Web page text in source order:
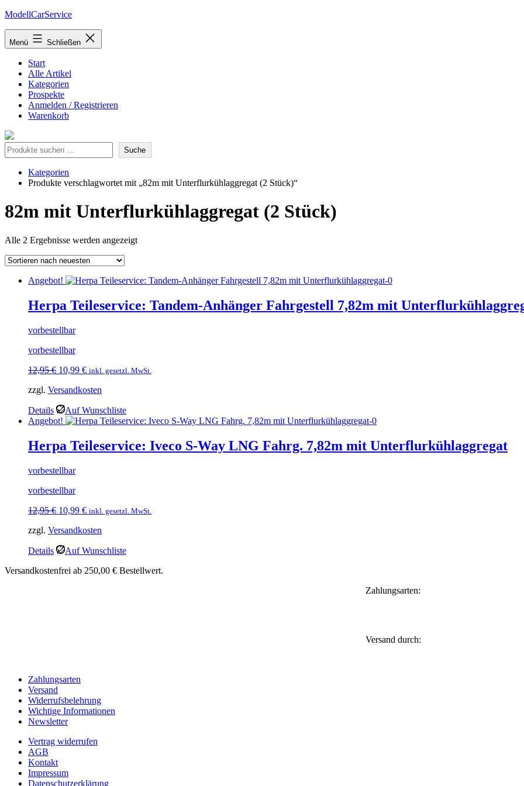
Zum
springen
ModellCarService
Menü Schließen
Start
Alle Artikel
Kategorien
Prospekte
Anmelden / Registrieren
Warenkorb
Suche Suche
Kategorien
Produkte verschlagwortet mit „82m mit Unterflurkühlaggregat (2 Stück)“
82m mit Unterflurkühlaggregat (2 Stück)
Alle 2 Ergebnisse werden angezeigtNach
Angebot!
Herpa Teileservice: Tandem-Anhänger Fahrgestell 7,82m mit
vorbestellbar
vorbestellbar
12,95€ Ursprünglicher
war:
10,99 €Aktueller
ist:
inkl. gesetzl. MwSt.
zzgl. Versandkosten
Details
Auf Wunschliste
Angebot!
Herpa Teileservice: Iveco S-Way LNG Fahrg. 7,82m mit Unterflurkühlaggregat
vorbestellbar
vorbestellbar
12,95€ Ursprünglicher
war:
10,99 €Aktueller
ist:
inkl. gesetzl. MwSt.
zzgl. Versandkosten
Details
Auf Wunschliste
Versandkostenfrei ab 250,00 € Bestellwert.
Zahlungsarten:
Versand durch:
Zahlungsarten
Versand
Widerrufsbelehrung
Wichtige Informationen
Newsletter
Vertrag widerrufen
AGB
Kontakt
Impressum
Datenschutzerklärung